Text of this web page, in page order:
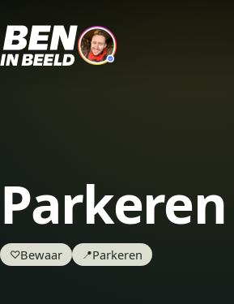
♡Bewaar 📍Parkeren